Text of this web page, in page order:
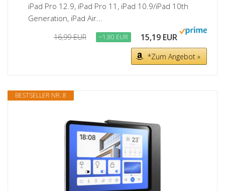
iPad Pro 12.9, iPad Pro 11, iPad 10.9/iPad 10th
Generation, iPad Air...
16,99 EUR −1,80 EUR 15,19 EUR
*Zum Angebot »
BESTSELLER NR. 8